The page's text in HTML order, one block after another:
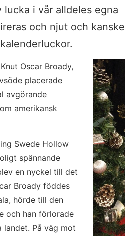
i vår alldeles egna
och njut och
Oscar Broady,
placerade
avgörande
amerikansk
Swede Hollow
spännande
en nyckel till det
Broady föddes
hörde till den
och han förlorade
landet. På väg mot